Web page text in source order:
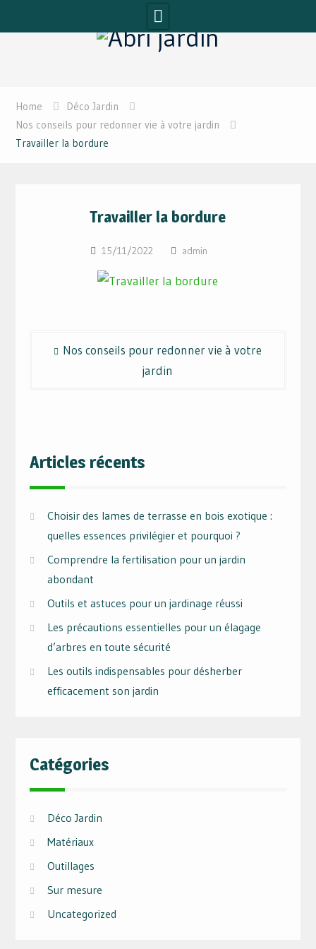
to
Home
Déco Jardin
Nos conseils pour redonner vie à votre jardin
Travailler la bordure
Travailler la bordure
15/11/2022 admin
Nos conseils pour redonner vie à votre
jardin
Articles récents
Choisir des lames de terrasse en bois exotique :
quelles essences privilégier et pourquoi ?
Comprendre la fertilisation pour un jardin
abondant
Outils et astuces pour un jardinage réussi
Les précautions essentielles pour un élagage
d’arbres en toute sécurité
Les outils indispensables pour désherber
efficacement son jardin
Catégories
Déco Jardin
Matériaux
Outillages
Sur mesure
Uncategorized